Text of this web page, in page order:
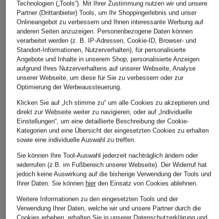
darling harbour
Jersey-Poloshirt
CHF 25
Ursprünglich:CHF 45
TRUE RELIGION
Strick-Poloshirt
AMARA aus
Cashmere
CHF 119
Ursprünglich:CHF 299
J.LINDEBERG
CHF 95
Technologien („Tools“). Mit Ihrer Zustimmung nutzen wir und unsere
Partner (Drittanbieter) Tools, um Ihr Shoppingerlebnis und unser
Onlineangebot zu verbessern und Ihnen interessante Werbung auf
anderen Seiten anzuzeigen. Personenbezogene Daten können
verarbeitet werden (z. B. IP-Adressen, Cookie-ID, Browser- und
Standort-Informationen, Nutzerverhalten), für personalisierte
Angebote und Inhalte in unserem Shop, personalisierte Anzeigen
aufgrund Ihres Nutzerverhaltens auf unserer Webseite, Analyse
unserer Webseite, um diese für Sie zu verbessern oder zur
Optimierung der Werbeaussteuerung.
Klicken Sie auf „Ich stimme zu“ um alle Cookies zu akzeptieren und
direkt zur Webseite weiter zu navigieren; oder auf „Individuelle
Einstellungen“, um eine detaillierte Beschreibung der Cookie-
Kategorien und eine Übersicht der eingesetzten Cookies zu erhalten
sowie eine individuelle Auswahl zu treffen.
Sie können Ihre Tool-Auswahl jederzeit nachträglich ändern oder
widerrufen (z.B. im Fußbereich unserer Webseite). Der Widerruf hat
jedoch keine Auswirkung auf die bisherige Verwendung der Tools und
Ihrer Daten. Sie können hierden Einsatz von Cookies ablehnen.
Weitere Informationen zu den eingesetzten Tools und der
Verwendung Ihrer Daten, welche wir und unsere Partner durch die
Cookies erheben, erhalten Sie in unserer Datenschutzerklärungund